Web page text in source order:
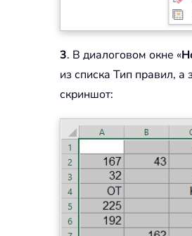
3. В диалоговом окне «
из списка Тип правил, а
скриншот: